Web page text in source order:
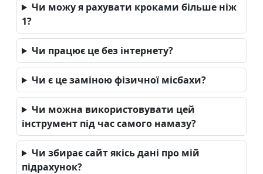
Чи можу я рахувати кроками більше ніж
1?
Чи працює це без інтернету?
Чи є це заміною фізичної місбахи?
Чи можна використовувати цей
інструмент під час самого намазу?
Чи збирає сайт якісь дані про мій
підрахунок?